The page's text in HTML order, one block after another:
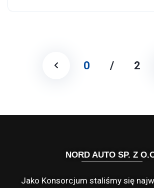
0 / 2
NORD AUTO SP. Z
Jako Konsorcjum staliśmy się